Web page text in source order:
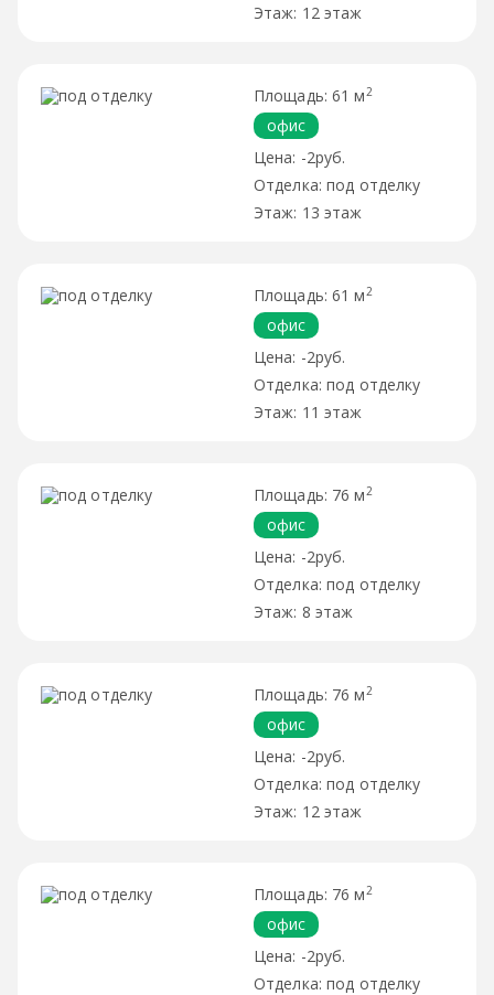
12 этаж
61 м 2
офис
-2руб.
под отделку
13 этаж
61 м 2
офис
-2руб.
под отделку
11 этаж
76 м 2
офис
-2руб.
под отделку
8 этаж
76 м 2
офис
-2руб.
под отделку
12 этаж
76 м 2
офис
-2руб.
под отделку